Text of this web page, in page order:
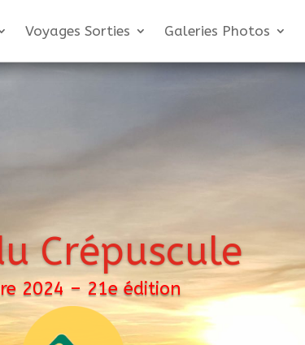
Voyages Sorties Galeries Photos
Crépuscule
2024 – 21e édition